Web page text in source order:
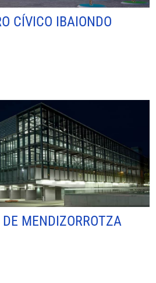
CÍVICO IBAIONDO
MENDIZORROTZA